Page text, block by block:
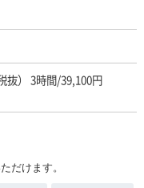
抜） 3時間/39,100円
だけます。